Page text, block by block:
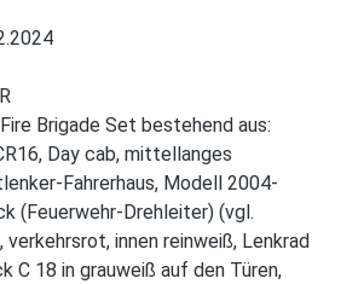
Brigade Set bestehend aus:
Day cab, mittellanges
Fahrerhaus, Modell 2004-
(Feuerwehr-Drehleiter) (vgl.
verkehrsrot, innen reinweiß, Lenkrad
C 18 in grauweiß auf den Türen,